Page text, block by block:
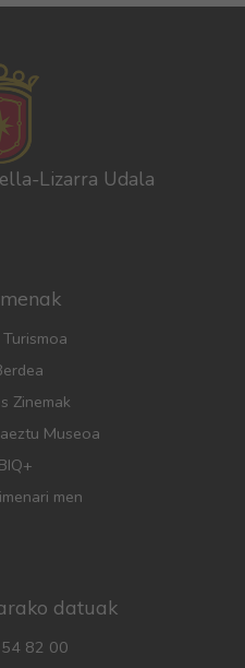
Lizarra Udala
Zinemak
Museoa
men
datuak
82 00